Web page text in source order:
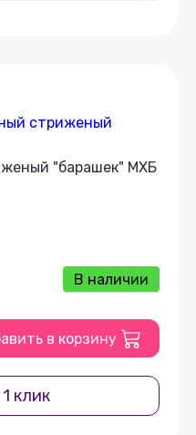
"барашек" МХБ
В наличии
в корзину
клик